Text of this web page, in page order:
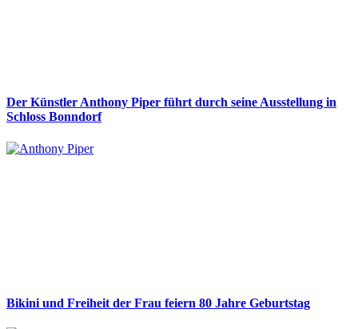
Der Künstler Anthony Piper führt durch seine Ausstellung in
Schloss Bonndorf
Bikini und Freiheit der Frau feiern 80 Jahre Geburtstag